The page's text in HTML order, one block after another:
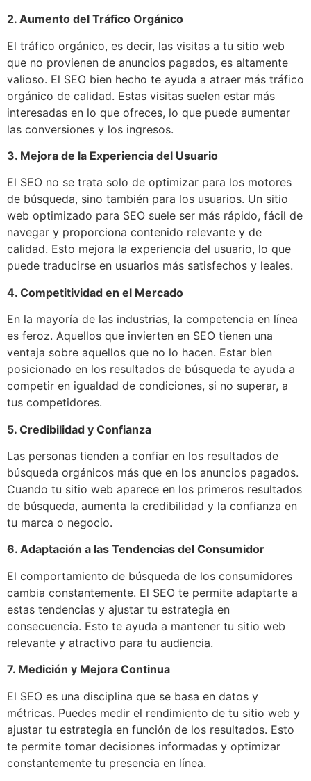
2. Aumento del Tráfico Orgánico
El tráfico orgánico, es decir, las visitas a tu sitio web
que no provienen de anuncios pagados, es altamente
valioso. El SEO bien hecho te ayuda a atraer más tráfico
orgánico de calidad. Estas visitas suelen estar más
interesadas en lo que ofreces, lo que puede aumentar
las conversiones y los ingresos.
3. Mejora de la Experiencia del Usuario
El SEO no se trata solo de optimizar para los motores
de búsqueda, sino también para los usuarios. Un sitio
web optimizado para SEO suele ser más rápido, fácil de
navegar y proporciona contenido relevante y de
calidad. Esto mejora la experiencia del usuario, lo que
puede traducirse en usuarios más satisfechos y leales.
4. Competitividad en el Mercado
En la mayoría de las industrias, la competencia en línea
es feroz. Aquellos que invierten en SEO tienen una
ventaja sobre aquellos que no lo hacen. Estar bien
posicionado en los resultados de búsqueda te ayuda a
competir en igualdad de condiciones, si no superar, a
tus competidores.
5. Credibilidad y Confianza
Las personas tienden a confiar en los resultados de
búsqueda orgánicos más que en los anuncios pagados.
Cuando tu sitio web aparece en los primeros resultados
de búsqueda, aumenta la credibilidad y la confianza en
tu marca o negocio.
6. Adaptación a las Tendencias del Consumidor
El comportamiento de búsqueda de los consumidores
cambia constantemente. El SEO te permite adaptarte a
estas tendencias y ajustar tu estrategia en
consecuencia. Esto te ayuda a mantener tu sitio web
relevante y atractivo para tu audiencia.
7. Medición y Mejora Continua
El SEO es una disciplina que se basa en datos y
métricas. Puedes medir el rendimiento de tu sitio web y
ajustar tu estrategia en función de los resultados. Esto
te permite tomar decisiones informadas y optimizar
constantemente tu presencia en línea.